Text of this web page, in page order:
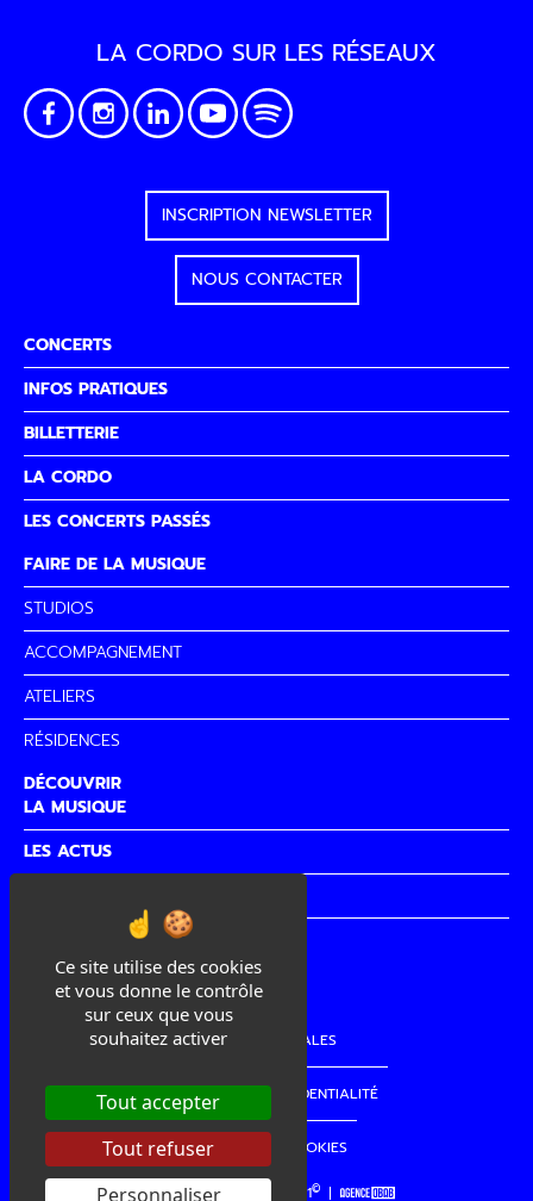
Ce site utilise des cookies
et vous donne le contrôle
sur ceux que vous
souhaitez activer
Tout accepter
Tout refuser
Personnaliser
CONCERTS
INFOS PRATIQUES
BILLETTERIE
LA CORDO
LES CONCERTS PASSÉS
FAIRE DE LA MUSIQUE
STUDIOS
ACCOMPAGNEMENT
ATELIERS
RÉSIDENCES
DÉCOUVRIR
LA MUSIQUE
LES ACTUS
LA MUSIQUE
LA CORDO SUR LES RÉSEAUX
INSCRIPTION NEWSLETTER
NOUS CONTACTER
MENTIONS LÉGALES
POLITIQUE DE CONFIDENTIALITÉ
GESTION DES COOKIES
copyright La Cordo 2021©